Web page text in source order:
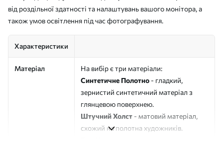
від роздільної здатності та налаштувань вашого монітора, а
також умов освітлення під час фотографування.
Характеристики
Матеріал
На вибір є три матеріали:
Синтетичне Полотно - гладкий,
зернистий синтетичний матеріал з
глянцевою поверхнею.
Штучний Холст - матовий матеріал,
схожий на полотна художників.